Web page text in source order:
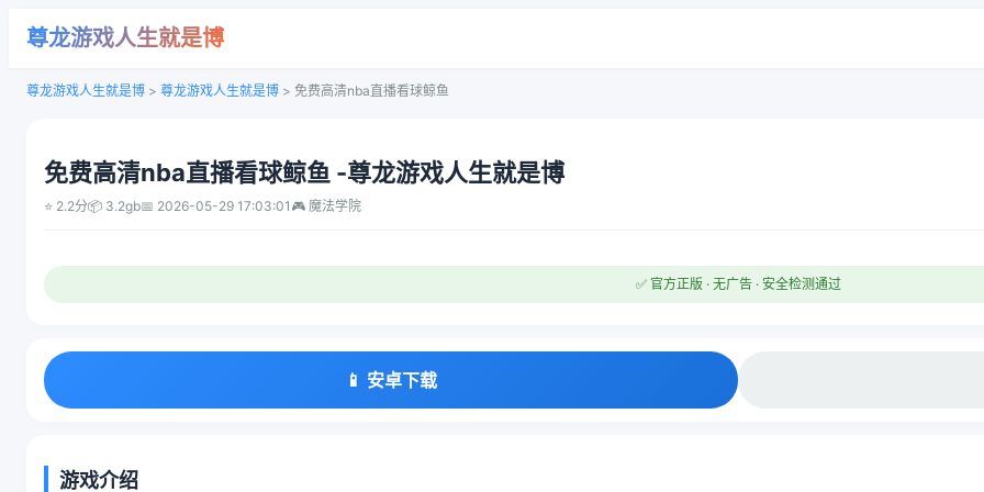
尊龙游戏人生就是博
尊龙游戏人生就是博 > 尊龙游戏人生就是博 > 免费高清nba直播看球鲸鱼
免费高清nba直播看球鲸鱼 -尊龙游戏人生就是博
⭐ 2.2分📦 3.2gb📅 2026-05-29 17:03:01 🎮 魔法学院
✅ 官方正版 · 无广告 · 安全检测通过
📱 安卓下载
游戏介绍